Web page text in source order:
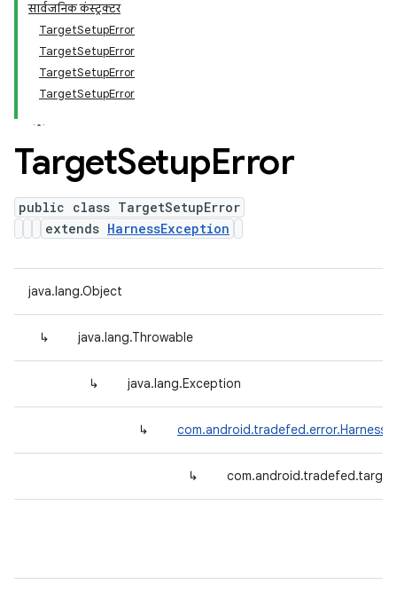
सार्वजनिक कंस्ट्रक्टर
TargetSetupError
TargetSetupError
TargetSetupError
TargetSetupError
TargetSetupError
public class TargetSetupError
extends HarnessException
java.lang.Object
↳ java.lang.Throwable
↳ java.lang.Exception
↳
↳